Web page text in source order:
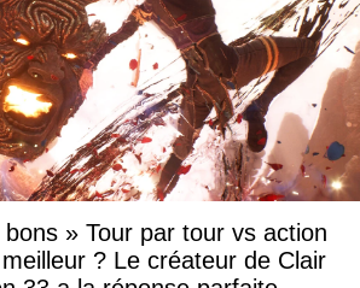
» Tour par tour vs action
? Le créateur de Clair